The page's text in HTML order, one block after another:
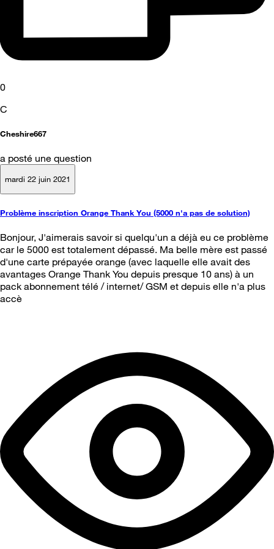
0
C
Cheshire667
a posté une question
mardi 22 juin 2021
Problème inscription Orange Thank You (5000 n'a pas de solution)
Bonjour, J'aimerais savoir si quelqu'un a déjà eu ce problème
car le 5000 est totalement dépassé. Ma belle mère est passé
d'une carte prépayée orange (avec laquelle elle avait des
avantages Orange Thank You depuis presque 10 ans) à un
pack abonnement télé / internet/ GSM et depuis elle n'a plus
accè